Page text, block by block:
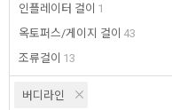
인플레이터 걸이 1
옥토퍼스/게이지 걸이 43
조류걸이 13
버디라인